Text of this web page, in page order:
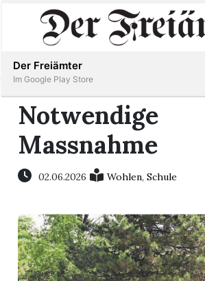
Immobilien
Veranstaltungen
Stellen
E-
Paper
Inserieren
Notwendige
Massnahme
02.06.2026 Wohlen,Schule
Der Freiämter
Im Google Play Store